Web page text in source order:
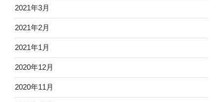
2021年3月
2021年2月
2021年1月
2020年12月
2020年11月